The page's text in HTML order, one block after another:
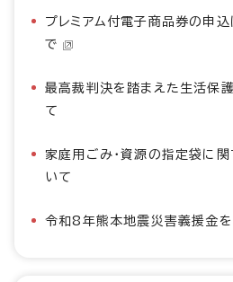
プレミアム付電子商品券の申
で
最高裁判決を踏まえた生活保
て
家庭用ごみ・資源の指定袋に
いて
令和8年熊本地震災害義援金を